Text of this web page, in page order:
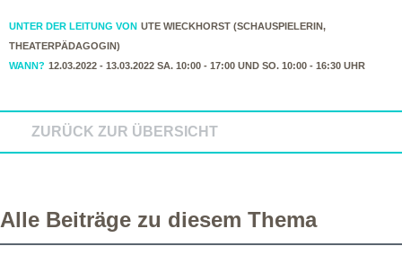
UNTER DER LEITUNG VON UTE WIECKHORST (SCHAUSPIELERIN,
THEATERPÄDAGOGIN)
WANN? 12.03.2022 - 13.03.2022 SA. 10:00 - 17:00 UND SO. 10:00 - 16:30 UHR
ZURÜCK ZUR ÜBERSICHT
Alle Beiträge zu diesem Thema